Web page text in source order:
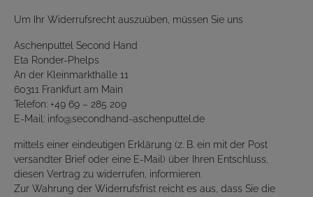
Um Ihr Widerrufsrecht auszuüben, müssen Sie uns
Aschenputtel Second Hand
Eta Ronder-Phelps
An der Kleinmarkthalle 11
60311 Frankfurt am Main
Telefon: +49 69 – 285 209
E-Mail: info@secondhand-aschenputtel.de
mittels einer eindeutigen Erklärung (z. B. ein mit der Post
versandter Brief oder eine E-Mail) über Ihren Entschluss,
diesen Vertrag zu widerrufen, informieren.
Zur Wahrung der Widerrufsfrist reicht es aus, dass Sie die